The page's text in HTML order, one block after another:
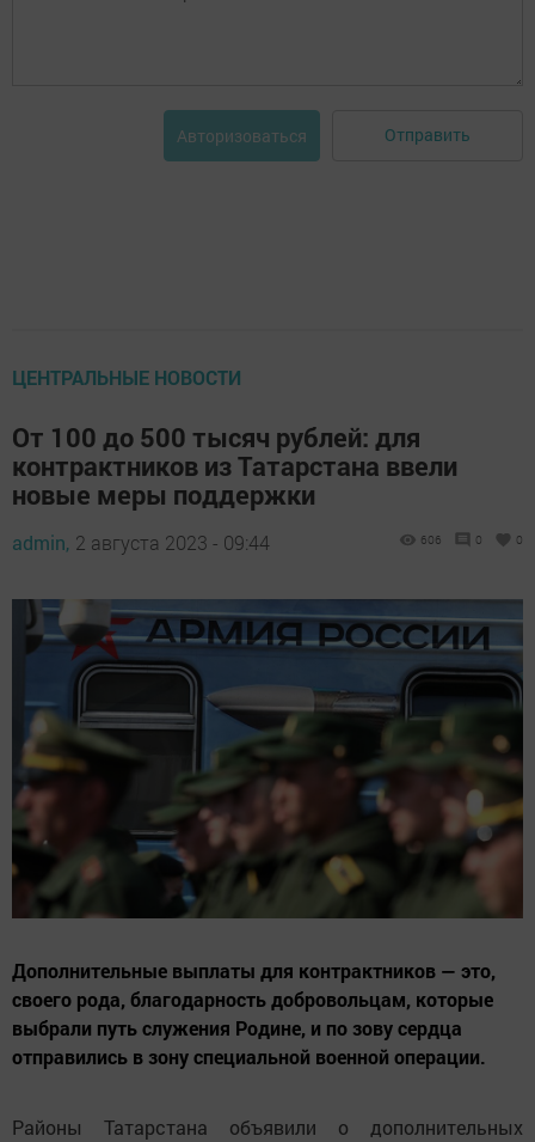
Авторизоваться Отправить
ЦЕНТРАЛЬНЫЕ НОВОСТИ
От 100 до 500 тысяч рублей: для
контрактников из Татарстана ввели
новые меры поддержки
admin, 2 августа 2023 - 09:44 606 0 0
Дополнительные выплаты для контрактников — это,
своего рода, благодарность добровольцам, которые
выбрали путь служения Родине, и по зову сердца
отправились в зону специальной военной операции.
Районы Татарстана объявили о дополнительных